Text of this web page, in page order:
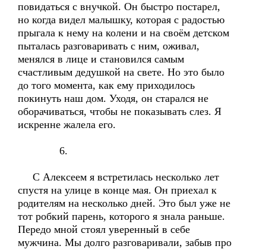
повидаться с внучкой. Он быстро постарел,
но когда видел малышку, которая с радостью
прыгала к нему на колени и на своём детском
пыталась разговаривать с ним, оживал,
менялся в лице и становился самым
счастливым дедушкой на свете. Но это было
до того момента, как ему приходилось
покинуть наш дом. Уходя, он старался не
оборачиваться, чтобы не показывать слез. Я
искренне жалела его.
6.
С Алексеем я встретилась несколько лет
спустя на улице в конце мая. Он приехал к
родителям на несколько дней. Это был уже не
тот робкий парень, которого я знала раньше.
Передо мной стоял уверенный в себе
мужчина. Мы долго разговаривали, забыв про